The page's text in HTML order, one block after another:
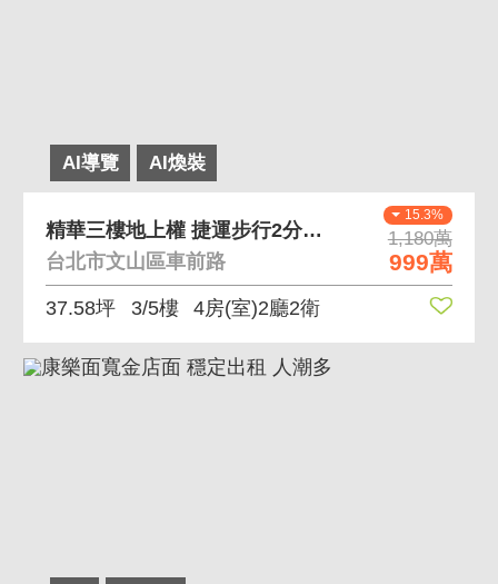
AI導覽 AI煥裝
15.3%
1,180萬
999萬
精華三樓地上權 捷運步行2分鐘，低總價好入手
台北市文山區車前路
37.58坪 3/5樓 4房(室)2廳2衛